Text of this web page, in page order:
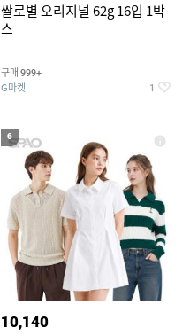
쌀로별 오리지널 62g 16입 1박
스
구매 999+
G마켓 1
6
10,140